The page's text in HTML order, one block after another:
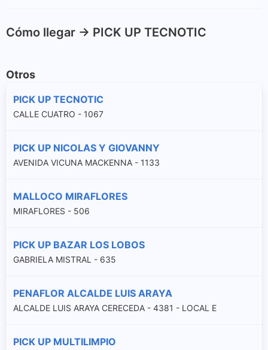
Cómo llegar -> PICK UP TECNOTIC
Otros
PICK UP TECNOTIC
CALLE CUATRO - 1067
PICK UP NICOLAS Y GIOVANNY
AVENIDA VICUNA MACKENNA - 1133
MALLOCO MIRAFLORES
MIRAFLORES - 506
PICK UP BAZAR LOS LOBOS
GABRIELA MISTRAL - 635
PENAFLOR ALCALDE LUIS ARAYA
ALCALDE LUIS ARAYA CERECEDA - 4381 - LOCAL E
PICK UP MULTILIMPIO